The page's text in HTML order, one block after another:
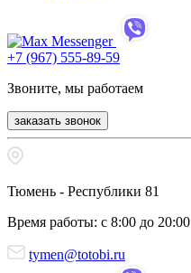
+7 (967) 555-89-59
Звоните, мы работаем
заказать звонок
Тюмень - Республики 81
Время работы: с 8:00 до 20:00
tymen@totobi.ru